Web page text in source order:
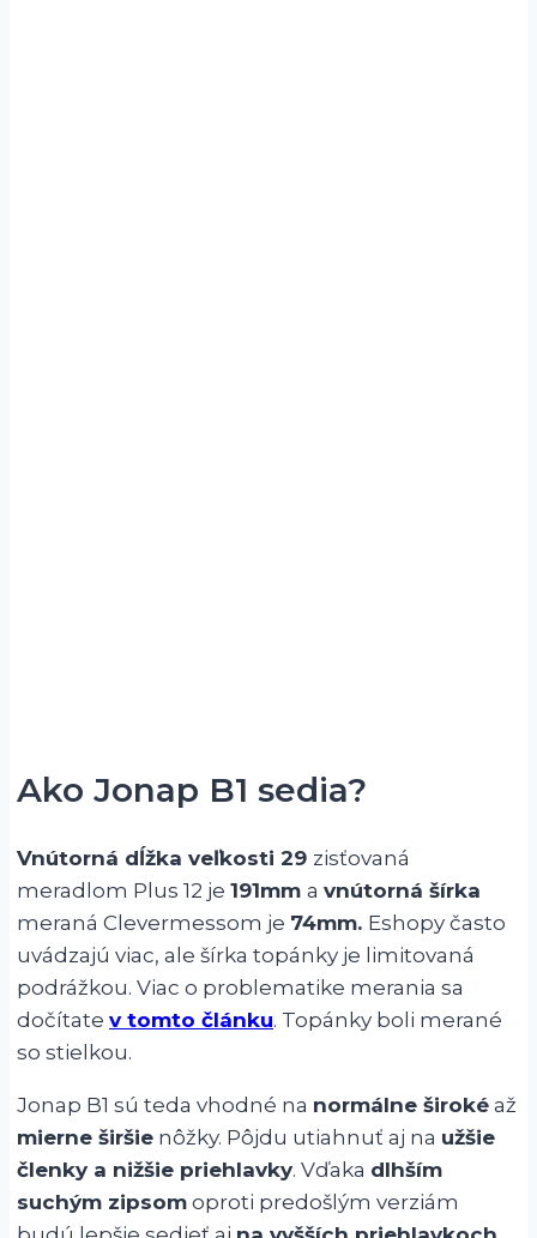
Ako Jonap B1 sedia?
Vnútorná dĺžka veľkosti 29 zisťovaná
meradlom Plus 12 je 191mm a vnútorná šírka
meraná Clevermessom je 74mm. Eshopy často
uvádzajú viac, ale šírka topánky je limitovaná
podrážkou. Viac o problematike merania sa
dočítate v tomto článku. Topánky boli merané
so stielkou.
Jonap B1 sú teda vhodné na normálne široké až
mierne širšie nôžky. Pôjdu utiahnuť aj na užšie
členky a nižšie priehlavky. Vďaka dlhším
suchým zipsom oproti predošlým verziám